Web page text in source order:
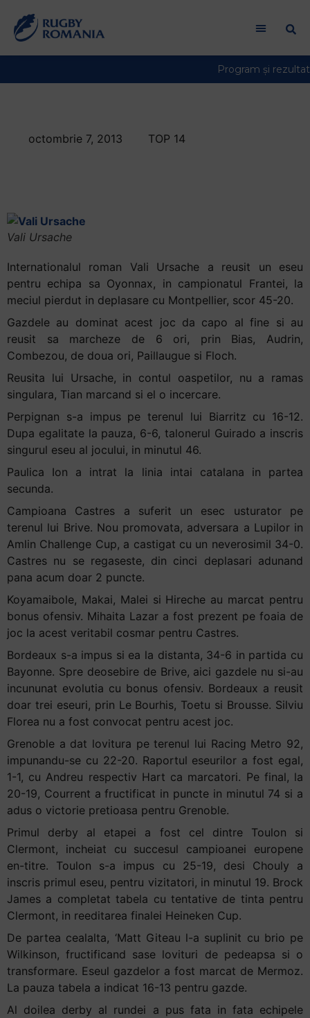
octombrie 7, 2013 TOP 14
Vali Ursache
Internationalul roman Vali Ursache a reusit un eseu
pentru echipa sa Oyonnax, in campionatul Frantei, la
meciul pierdut in deplasare cu Montpellier, scor 45-20.
Gazdele au dominat acest joc da capo al fine si au
reusit sa marcheze de 6 ori, prin Bias, Audrin,
Combezou, de doua ori, Paillaugue si Floch.
Reusita lui Ursache, in contul oaspetilor, nu a ramas
singulara, Tian marcand si el o incercare.
Perpignan s-a impus pe terenul lui Biarritz cu 16-12.
Dupa egalitate la pauza, 6-6, talonerul Guirado a inscris
singurul eseu al jocului, in minutul 46.
Paulica Ion a intrat la linia intai catalana in partea
secunda.
Campioana Castres a suferit un esec usturator pe
terenul lui Brive. Nou promovata, adversara a Lupilor in
Amlin Challenge Cup, a castigat cu un neverosimil 34-0.
Castres nu se regaseste, din cinci deplasari adunand
pana acum doar 2 puncte.
Koyamaibole, Makai, Malei si Hireche au marcat pentru
bonus ofensiv. Mihaita Lazar a fost prezent pe foaia de
joc la acest veritabil cosmar pentru Castres.
Bordeaux s-a impus si ea la distanta, 34-6 in partida cu
Bayonne. Spre deosebire de Brive, aici gazdele nu si-au
incununat evolutia cu bonus ofensiv. Bordeaux a reusit
doar trei eseuri, prin Le Bourhis, Toetu si Brousse. Silviu
Florea nu a fost convocat pentru acest joc.
Grenoble a dat lovitura pe terenul lui Racing Metro 92,
impunandu-se cu 22-20. Raportul eseurilor a fost egal,
1-1, cu Andreu respectiv Hart ca marcatori. Pe final, la
20-19, Courrent a fructificat in puncte in minutul 74 si a
adus o victorie pretioasa pentru Grenoble.
Primul derby al etapei a fost cel dintre Toulon si
Clermont, incheiat cu succesul campioanei europene
en-titre. Toulon s-a impus cu 25-19, desi Chouly a
inscris primul eseu, pentru vizitatori, in minutul 19. Brock
James a completat tabela cu tentative de tinta pentru
Clermont, in reeditarea finalei Heineken Cup.
De partea cealalta, ‘Matt Giteau l-a suplinit cu brio pe
Wilkinson, fructificand sase lovituri de pedeapsa si o
transformare. Eseul gazdelor a fost marcat de Mermoz.
La pauza tabela a indicat 16-13 pentru gazde.
Al doilea derby al rundei a pus fata in fata echipele